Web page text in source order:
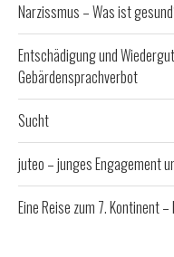
Narzissmus – Was ist
Entschädigung und
Gebärdensprachverbot
Sucht
juteo – junges Engagement
Eine Reise zum 7. Kontinent